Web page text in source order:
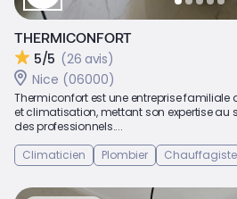
THERMICONFORT
5/5 (26 avis)
Nice (06000)
Thermiconfort est une entreprise
et climatisation, mettant son expertise au
des professionnels....
Climaticien
Plombier Chauffagiste